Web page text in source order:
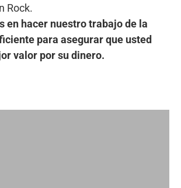
Rock.
en hacer nuestro trabajo de la
para asegurar que usted
valor por su dinero.